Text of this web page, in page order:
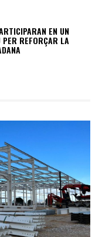
EN UN
PER REFORÇAR LA